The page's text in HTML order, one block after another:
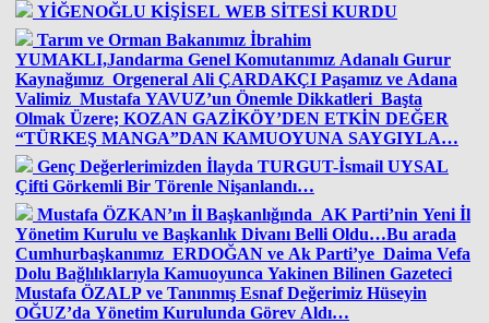
YİĞENOĞLU KİŞİSEL WEB SİTESİ KURDU
Tarım ve Orman Bakanımız İbrahim
YUMAKLI,Jandarma Genel Komutanımız Adanalı Gurur
Kaynağımız Orgeneral Ali ÇARDAKÇI Paşamız ve Adana
Valimiz Mustafa YAVUZ’un Önemle Dikkatleri Başta
Olmak Üzere; KOZAN GAZİKÖY’DEN ETKİN DEĞER
“TÜRKEŞ MANGA”DAN KAMUOYUNA SAYGIYLA…
Genç Değerlerimizden İlayda TURGUT-İsmail UYSAL
Çifti Görkemli Bir Törenle Nişanlandı…
Mustafa ÖZKAN’ın İl Başkanlığında AK Parti’nin Yeni İl
Yönetim Kurulu ve Başkanlık Divanı Belli Oldu…Bu arada
Cumhurbaşkanımız ERDOĞAN ve Ak Parti’ye Daima Vefa
Dolu Bağlılıklarıyla Kamuoyunca Yakinen Bilinen Gazeteci
Mustafa ÖZALP ve Tanınmış Esnaf Değerimiz Hüseyin
OĞUZ’da Yönetim Kurulunda Görev Aldı…